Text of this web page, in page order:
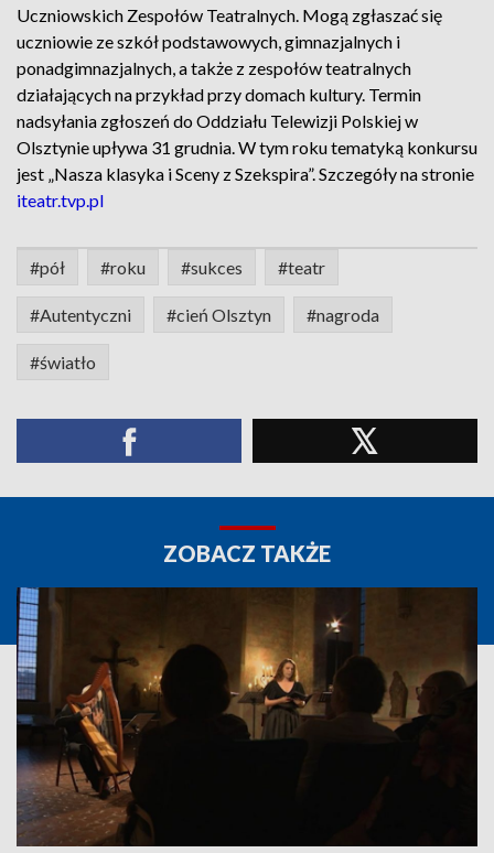
Uczniowskich Zespołów Teatralnych. Mogą zgłaszać się
uczniowie ze szkół podstawowych, gimnazjalnych i
ponadgimnazjalnych, a także z zespołów teatralnych
działających na przykład przy domach kultury. Termin
nadsyłania zgłoszeń do Oddziału Telewizji Polskiej w
Olsztynie upływa 31 grudnia. W tym roku tematyką konkursu
jest „Nasza klasyka i Sceny z Szekspira”. Szczegóły na stronie
iteatr.tvp.pl
#pół #roku #sukces #teatr
#Autentyczni #cień Olsztyn #nagroda
#światło
ZOBACZ TAKŻE